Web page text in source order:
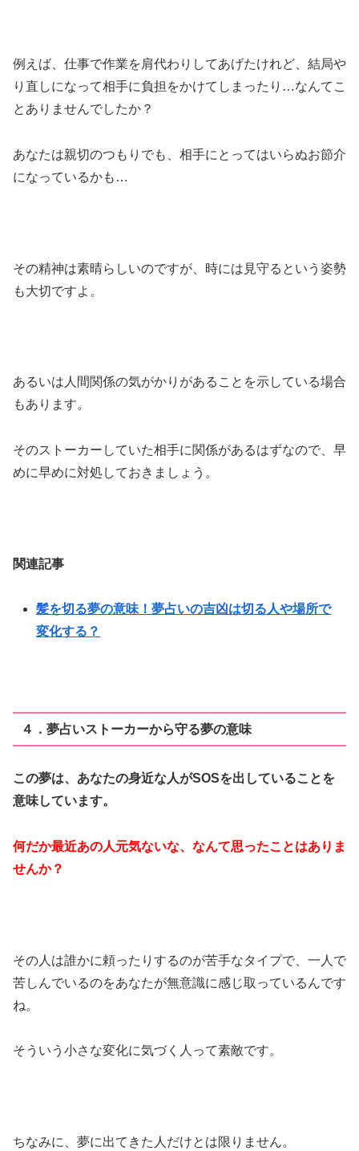
例えば、仕事で作業を肩代わりしてあげたけれど、結局や
り直しになって相手に負担をかけてしまったり…なんてこ
とありませんでしたか？
あなたは親切のつもりでも、相手にとってはいらぬお節介
になっているかも…
その精神は素晴らしいのですが、時には見守るという姿勢
も大切ですよ。
あるいは人間関係の気がかりがあることを示している場合
もあります。
そのストーカーしていた相手に関係があるはずなので、早
めに早めに対処しておきましょう。
関連記事
髪を切る夢の意味！夢占いの吉凶は切る人や場所で
変化する？
４．夢占いストーカーから守る夢の意味
この夢は、あなたの身近な人がSOSを出していることを
意味しています。
何だか最近あの人元気ないな、なんて思ったことはありま
せんか？
その人は誰かに頼ったりするのが苦手なタイプで、一人で
苦しんでいるのをあなたが無意識に感じ取っているんです
ね。
そういう小さな変化に気づく人って素敵です。
ちなみに、夢に出てきた人だけとは限りません。